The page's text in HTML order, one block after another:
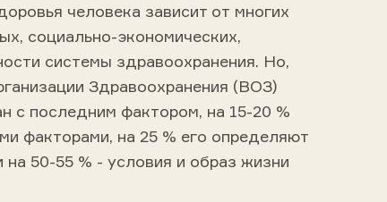
человека зависит от многих
социально-экономических,
системы здравоохранения. Но,
Здравоохранения (ВОЗ)
с последним фактором, на 15-20 %
факторами, на 25 % его определяют
на 50-55 % - условия и образ жизни